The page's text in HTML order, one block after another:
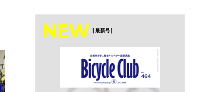
NEW [ 最新号 ]